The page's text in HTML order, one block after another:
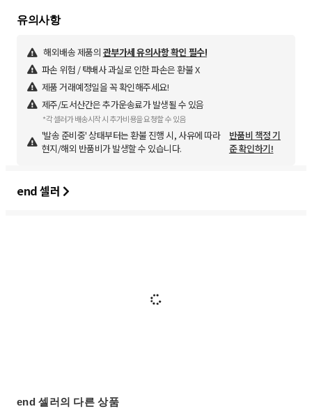
유의사항
해외배송 제품의 관부가세 유의사항 확인 필수!
파손 위험 / 택배사 과실로 인한 파손은 환불 X
제품 거래예정일을 꼭 확인해주세요!
제주/도서산간은 추가운송료가 발생될 수 있음
*각 셀러가 배송시작 시 추가비용을 요청할 수 있음
'발송 준비중' 상태부터는 환불 진행 시, 사유에 따라
현지/해외 반품비가 발생할 수 있습니다.
반품비 책정 기
준 확인하기!
end 셀러
end 셀러의 다른 상품